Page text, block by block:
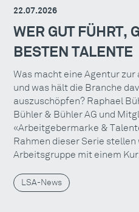
22.07.2026
WER GUT FÜHRT,
BESTEN TALENTE
Was macht eine Agentur
und was hält die Branche
auszuschöpfen? Raphael
Bühler & Bühler AG und
«Arbeitgebermarke &
Rahmen dieser Serie
Arbeitsgruppe mit einem
LSA-News